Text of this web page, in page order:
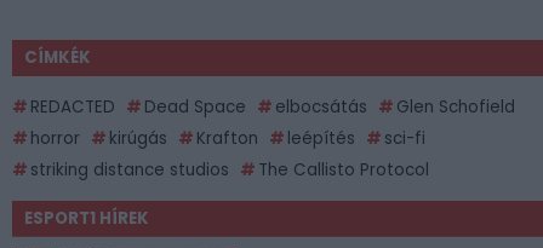
CÍMKÉK
REDACTED Dead Space elbocsátás
Glen Schofield
horror
kirúgás Krafton leépítés
sci-fi
striking distance studios
The Callisto Protocol
ESPORT1 HÍREK